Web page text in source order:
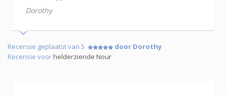
Dorothy
Recensie geplaatst van 5
door Dorothy
Recensie voorhelderziende Nour